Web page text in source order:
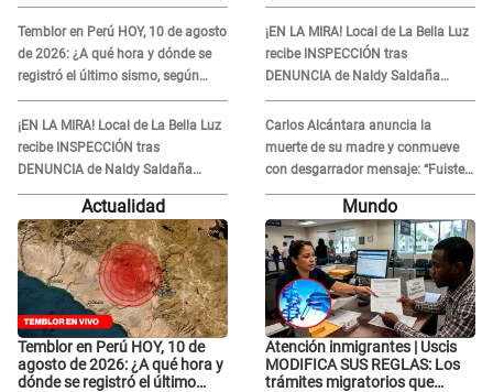
imágenes
Temblor en Perú HOY, 10 de agosto
de 2026: ¿A qué hora y dónde se
registró el último sismo, según
IGP?
¡EN LA MIRA! Local de La Bella Luz
recibe INSPECCIÓN tras
DENUNCIA de Naldy Saldaña
contra el exdirector César Sánchez
imágenes
¡EN LA MIRA! Local de La Bella Luz
recibe INSPECCIÓN tras
DENUNCIA de Naldy Saldaña
contra el exdirector César Sánchez
Carlos Alcántara anuncia la
muerte de su madre y conmueve
con desgarrador mensaje: “Fuiste
una gran mujer”
Actualidad
Temblor en Perú HOY, 10 de
agosto de 2026: ¿A qué hora y
dónde se registró el último
Mundo
Atención inmigrantes | Uscis
MODIFICA SUS REGLAS: Los
trámites migratorios que